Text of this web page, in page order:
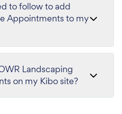
to follow to add
Appointments to my
Landscaping
on my Kibo site?